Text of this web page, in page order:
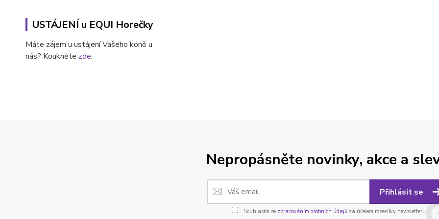
USTÁJENÍ u EQUI Horečky
Máte zájem u ustájení Vašeho koně u
nás? Koukněte zde.
Nepropásněte novinky, akce a
Přihlásit se
Souhlasím se zpracováním osobních údajůza účelem rozesílky newsletteru.